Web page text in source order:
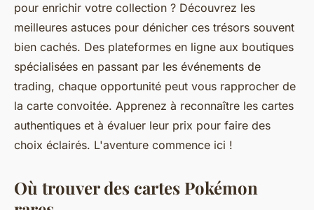
pour enrichir votre collection ? Découvrez les
meilleures astuces pour dénicher ces trésors souvent
bien cachés. Des plateformes en ligne aux boutiques
spécialisées en passant par les événements de
trading, chaque opportunité peut vous rapprocher de
la carte convoitée. Apprenez à reconnaître les cartes
authentiques et à évaluer leur prix pour faire des
choix éclairés. L'aventure commence ici !
Où trouver des cartes Pokémon